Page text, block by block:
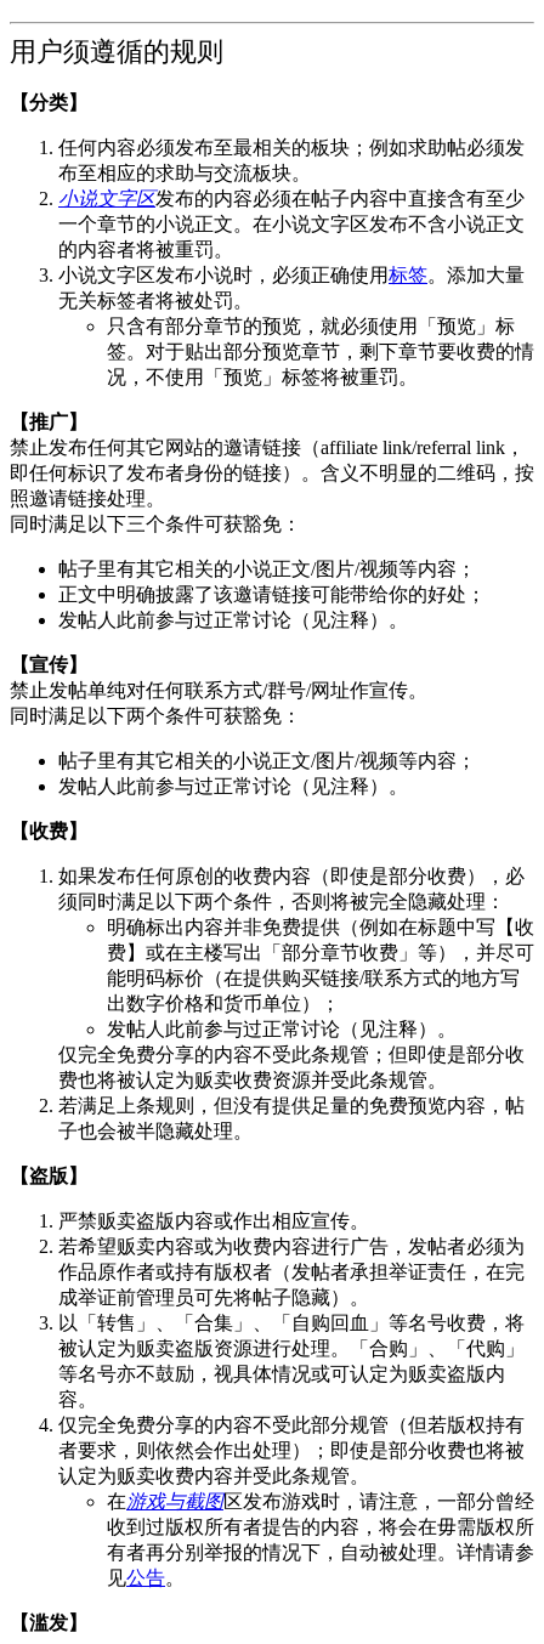
用户须遵循的规则
【分类】
任何内容必须发布至最相关的板块；例如求助帖必须发
布至相应的求助与交流板块。
小说文字区发布的内容必须在帖子内容中直接含有至少
一个章节的小说正文。在小说文字区发布不含小说正文
的内容者将被重罚。
小说文字区发布小说时，必须正确使用标签。添加大量
无关标签者将被处罚。
只含有部分章节的预览，就必须使用「预览」标
签。对于贴出部分预览章节，剩下章节要收费的情
况，不使用「预览」标签将被重罚。
【推广】
禁止发布任何其它网站的邀请链接（affiliate link/referral link，
即任何标识了发布者身份的链接）。含义不明显的二维码，按
照邀请链接处理。
同时满足以下三个条件可获豁免：
帖子里有其它相关的小说正文/图片/视频等内容；
正文中明确披露了该邀请链接可能带给你的好处；
发帖人此前参与过正常讨论（见注释）。
【宣传】
禁止发帖单纯对任何联系方式/群号/网址作宣传。
同时满足以下两个条件可获豁免：
帖子里有其它相关的小说正文/图片/视频等内容；
发帖人此前参与过正常讨论（见注释）。
【收费】
如果发布任何原创的收费内容（即使是部分收费），必
须同时满足以下两个条件，否则将被完全隐藏处理：
明确标出内容并非免费提供（例如在标题中写【收
费】或在主楼写出「部分章节收费」等），并尽可
能明码标价（在提供购买链接/联系方式的地方写
出数字价格和货币单位）；
发帖人此前参与过正常讨论（见注释）。
仅完全免费分享的内容不受此条规管；但即使是部分收
费也将被认定为贩卖收费资源并受此条规管。
若满足上条规则，但没有提供足量的免费预览内容，帖
子也会被半隐藏处理。
【盗版】
严禁贩卖盗版内容或作出相应宣传。
若希望贩卖内容或为收费内容进行广告，发帖者必须为
作品原作者或持有版权者（发帖者承担举证责任，在完
成举证前管理员可先将帖子隐藏）。
以「转售」、「合集」、「自购回血」等名号收费，将
被认定为贩卖盗版资源进行处理。「合购」、「代购」
等名号亦不鼓励，视具体情况或可认定为贩卖盗版内
容。
仅完全免费分享的内容不受此部分规管（但若版权持有
者要求，则依然会作出处理）；即使是部分收费也将被
认定为贩卖收费内容并受此条规管。
在游戏与截图区发布游戏时，请注意，一部分曾经
收到过版权所有者提告的内容，将会在毋需版权所
有者再分别举报的情况下，自动被处理。详情请参
见公告。
【滥发】